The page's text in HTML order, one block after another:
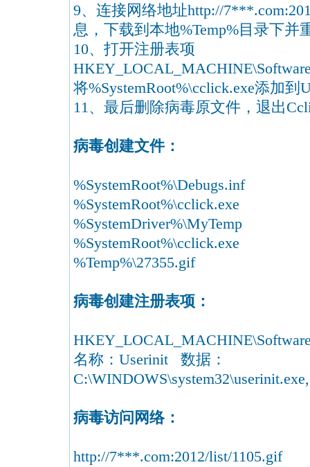
9、连接网络地址http://
息，下载到本地%Temp%目录下并
10、打开注册表项
将%SystemRoot%\cclick.exe添加
11、最后删除病毒原文件，退出
病毒创建文件：
%SystemRoot%\Debugs.inf
%SystemRoot%\cclick.exe
%SystemDriver%\MyTemp
%SystemRoot%\cclick.exe
%Temp%\27355.gif
病毒创建注册表项：
名称：Userinit 数据：
病毒访问网络：
http://7***.com:2012/list/1105.gif